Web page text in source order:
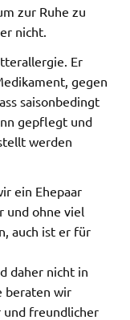
zur Ruhe zu
nicht.
Er
gegen
saisonbedingt
gepflegt und
werden
ein Ehepaar
und ohne viel
auch ist er für
daher nicht in
beraten wir
und freundlicher